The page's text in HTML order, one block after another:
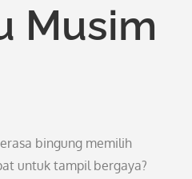
Musim
bingung memilih
untuk tampil bergaya?